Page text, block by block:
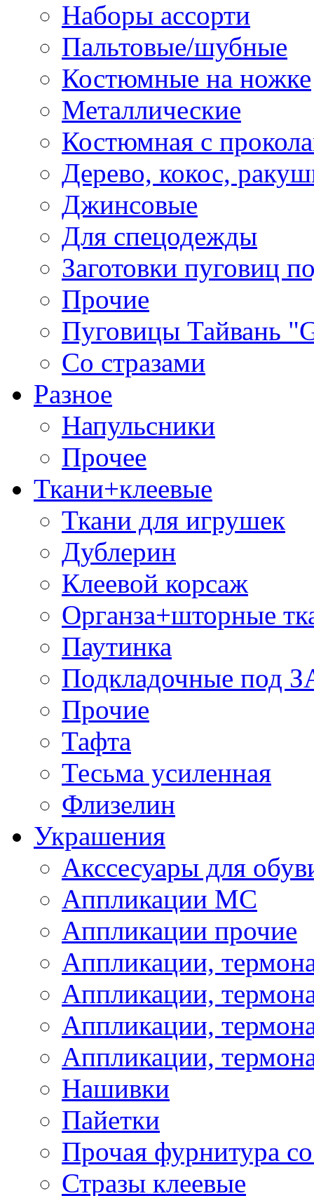
Наборы ассорти
Пальтовые/шубные
Костюмные на ножке
Металлические
Костюмная с
Дерево, кокос,
Джинсовые
Для спецодежды
Заготовки пуговиц
Прочие
Пуговицы Тайвань
Со стразами
Разное
Напульсники
Прочее
Ткани+клеевые
Ткани для игрушек
Дублерин
Клеевой корсаж
Органза+шторные
Паутинка
Подкладочные под
Прочие
Тафта
Тесьма усиленная
Флизелин
Украшения
Акссесуары для
Аппликации МС
Аппликации прочие
Аппликации,
Аппликации,
Аппликации,
Аппликации,
Нашивки
Пайетки
Прочая фурнитура
Стразы клеевые